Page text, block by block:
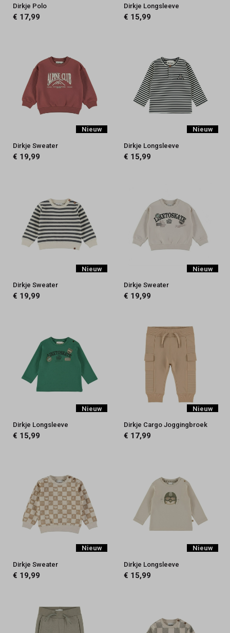
Dirkje Polo
€ 17,99
Dirkje Longsleeve
€ 15,99
Nieuw
Dirkje Sweater
€ 19,99
Nieuw
Dirkje Longsleeve
€ 15,99
Nieuw
Dirkje Sweater
€ 19,99
Nieuw
Dirkje Sweater
€ 19,99
Nieuw
Dirkje Longsleeve
€ 15,99
Nieuw
Dirkje Cargo Joggingbroek
€ 17,99
Nieuw
Dirkje Sweater
€ 19,99
Nieuw
Dirkje Longsleeve
€ 15,99